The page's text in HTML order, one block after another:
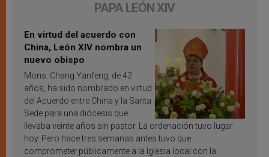
PAPA LEÓN XIV
En virtud del acuerdo con
China, León XIV nombra un
nuevo obispo
Mons. Chang Yanfeng, de 42
años, ha sido nombrado en virtud
del Acuerdo entre China y la Santa
Sede para una diócesis que
llevaba veinte años sin pastor. La ordenación tuvo lugar
hoy. Pero hace tres semanas antes tuvo que
comprometer públicamente a la Iglesia local con la